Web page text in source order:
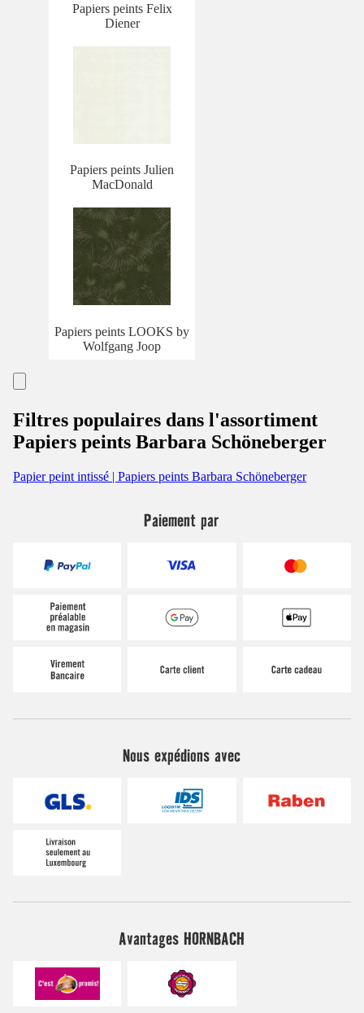
Papiers peints Felix
Diener
Papiers peints Julien
MacDonald
Papiers peints LOOKS by
Wolfgang Joop
Filtres populaires dans l'assortiment
Papiers peints Barbara Schöneberger
Papier peint intissé | Papiers peints Barbara Schöneberger
Paiement par
Nous expédions avec
Avantages HORNBACH